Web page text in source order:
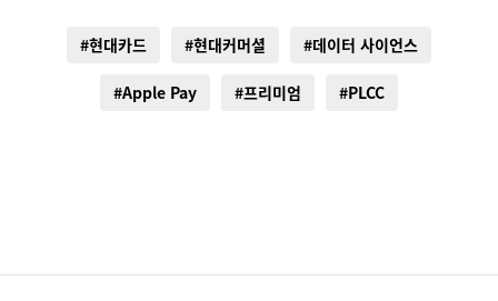
#현대카드 #현대커머셜 #데이터 사이언스
#Apple Pay #프리미엄 #PLCC